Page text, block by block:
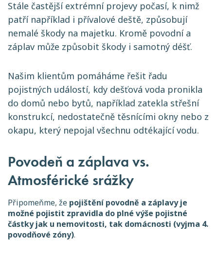
Stále častější extrémní projevy počasí, k nimž
patří například i přívalové deště, způsobují
nemalé škody na majetku. Kromě povodní a
záplav může způsobit škody i samotný déšť.
Našim klientům pomáháme řešit řadu
pojistných událostí, kdy dešťová voda pronikla
do domů nebo bytů, například zatekla střešní
konstrukcí, nedostatečně těsnícími okny nebo z
okapu, který nepojal všechnu odtékající vodu.
Povodeň a záplava vs.
Atmosférické srážky
Připomeňme, že pojištění povodně a záplavy je
možné pojistit zpravidla do plné výše pojistné
částky jak u nemovitosti, tak domácnosti (vyjma 4.
povodňové zóny).